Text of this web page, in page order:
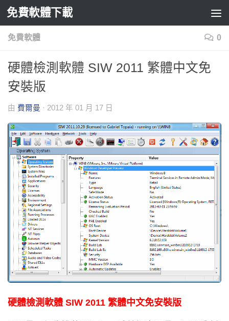
Skip to content
免費軟體下載
免費軟體 0
硬體檢測軟體 SIW 2011 繁體中文免
安裝版
由 費爾曼 · 2012 年 01 月 17 日
硬體檢測軟體 SIW 2011 繁體中文免安裝版